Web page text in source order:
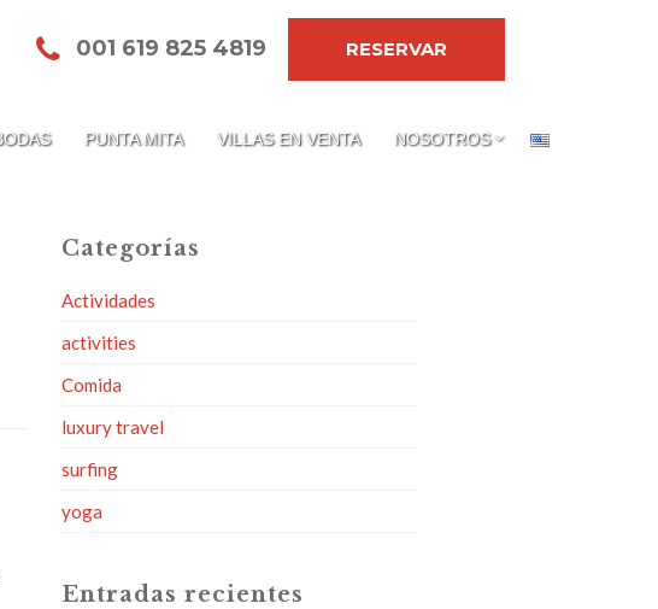
001 619 825 4819 RESERVAR
PUNTA MITA VILLAS EN VENTA NOSOTROS
Categorías
Actividades
activities
Comida
luxury travel
surfing
yoga
Entradas recientes